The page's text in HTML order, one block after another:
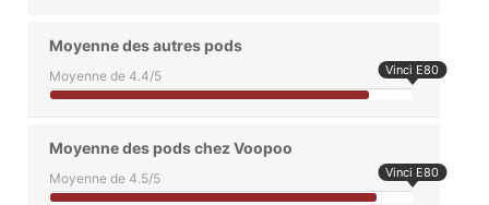
Moyenne des autres pods
Moyenne de 4.4/5 Vinci E80
Moyenne des pods chez Voopoo
Moyenne de 4.5/5 Vinci E80